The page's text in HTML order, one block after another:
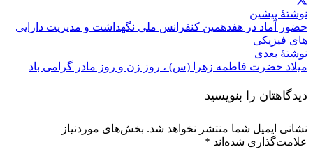
نوشتهٔ پیشین
حضور آماد در هفدهمین کنفرانس ملی نگهداشت و مدیریت دارایی
های فیزیکی
نوشتهٔ بعدی
میلاد حضرت فاطمه زهرا (س) ، روز زن و روز مادر گرامی باد
دیدگاهتان را بنویسید
نشانی ایمیل شما منتشر نخواهد شد. بخش‌های موردنیاز
علامت‌گذاری شده‌اند *